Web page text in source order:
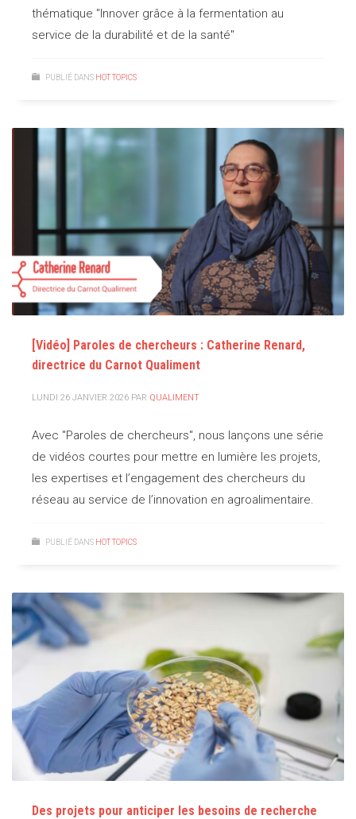
thématique "Innover grâce à la fermentation au
service de la durabilité et de la santé"
PUBLIÉ DANS HOT TOPICS
[Vidéo] Paroles de chercheurs : Catherine Renard,
directrice du Carnot Qualiment
LUNDI 26 JANVIER 2026 PAR QUALIMENT
Avec "Paroles de chercheurs", nous lançons une série
de vidéos courtes pour mettre en lumière les projets,
les expertises et l’engagement des chercheurs du
réseau au service de l’innovation en agroalimentaire.
PUBLIÉ DANS HOT TOPICS
Des projets pour anticiper les besoins de recherche